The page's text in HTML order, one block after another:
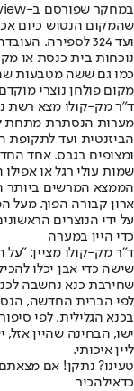
ועד 324 לספירה.
נוכחות בית כנסת או
כמו גם ששה מטבעות
מקום פולחן נוצרי מוקדם
ד"ר מק-קולו מצא רשת
מערות הנסתרת מתחת
ומצופים בגבס. אחד
שמות עולי רגל או
הממצא המרשים ביותר
ארון קבורה הפוך. מעל
על ידי הנוצרים
כדי היין במערה
ד"ר מק-קולו מציין: "על
שישה כדי אבן יכלו
שחירבת כנא נחשבה
לפי הברית החדשה, הנס
בכנא הגלילית. לפי
ישו, הבחינה שהיין
ליין איכותי.
טעינו? נתקן! אם
כדאילהכיר